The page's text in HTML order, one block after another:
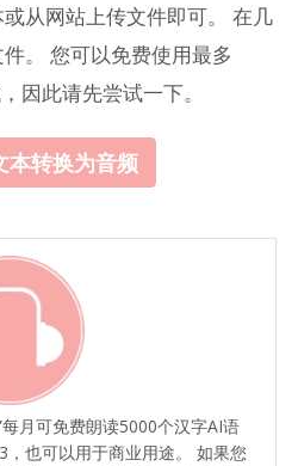
从网站上传文件即可。 在几
。 您可以免费使用最多
因此请先尝试一下。
本转换为音频
月可免费朗读5000个汉字AI语
也可以用于商业用途。 如果您